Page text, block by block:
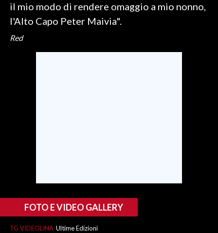
PUBBLICITÀ
SPIAGGE
STORE
il mio modo di rendere omaggio a mio nonno,
l'Alto Capo Peter Maivia".
Red
FOTO E VIDEO GALLERY
TG VIDEOLINA Ultime Edizioni